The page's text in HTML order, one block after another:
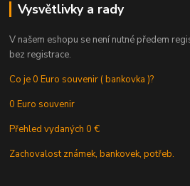
Vysvětlivky a rady
V našem eshopu se není nutné předem
bez registrace.
Co je 0 Euro souvenir ( bankovka )?
0 Euro souvenir
Přehled vydaných 0 €
Zachovalost známek, bankovek, potřeb.